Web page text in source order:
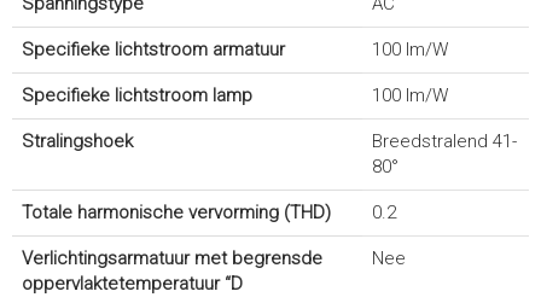
Specifieke lichtstroom armatuur 100 lm/W
Specifieke lichtstroom lamp 100 lm/W
Stralingshoek
Breedstralend 41-
80°
Totale harmonische vervorming (THD) 0.2
Verlichtingsarmatuur met begrensde
oppervlaktetemperatuur “D
Nee